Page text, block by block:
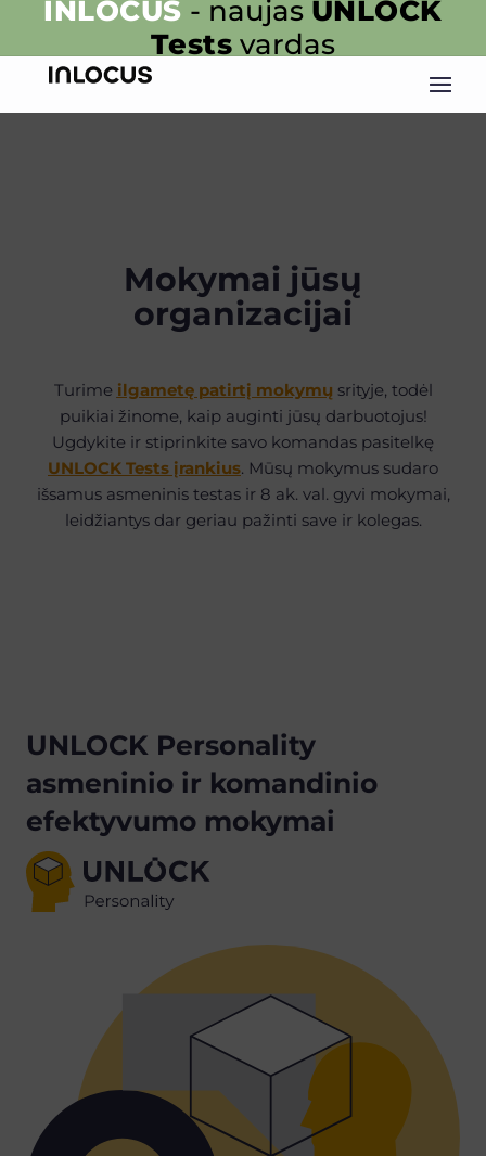
INLOCUS - naujas UNLOCK
Tests vardas
Mokymai jūsų
organizacijai
Turime ilgametę patirtį mokymų srityje, todėl
puikiai žinome, kaip auginti jūsų darbuotojus!
Ugdykite ir stiprinkite savo komandas pasitelkę
UNLOCK Tests įrankius. Mūsų mokymus sudaro
išsamus asmeninis testas ir 8 ak. val. gyvi mokymai,
leidžiantys dar geriau pažinti save ir kolegas.
UNLOCK Personality
asmeninio ir komandinio
efektyvumo mokymai